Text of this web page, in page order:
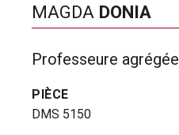
MAGDA DONIA
Professeure agrégée
PIÈCE
DMS 5150